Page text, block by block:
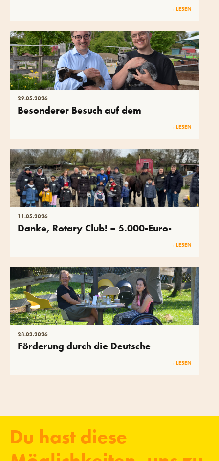
→ LESEN
29.05.2026
Besonderer Besuch auf dem
→ LESEN
11.05.2026
Danke, Rotary Club! – 5.000-Euro-
Spende und strahlende Kinderaugen→ LESEN
28.03.2026
Förderung durch die Deutsche
→ LESEN
Du hast diese